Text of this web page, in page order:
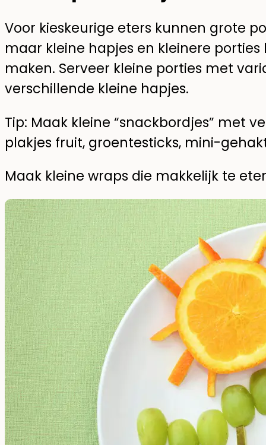
Voor kieskeurige eters kunnen grote
maar kleine hapjes en kleinere
maken. Serveer kleine porties met
verschillende kleine hapjes.
Tip: Maak kleine “snackbordjes” met
plakjes fruit, groentesticks, mini-
Maak kleine wraps die makkelijk te